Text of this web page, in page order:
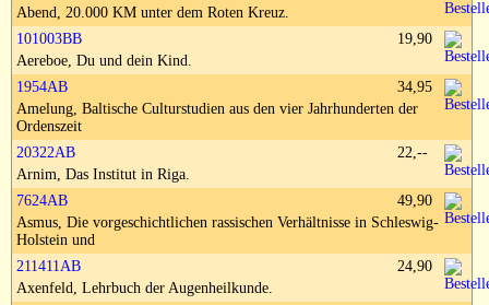
AGB
Widerruf
Datenschutz
Versand&Zahlung
Impressum
Abend, 20.000 KM unter dem Roten Kreuz.
101003BB
Aereboe, Du und dein Kind.
19,90
1954AB
Amelung, Baltische Culturstudien aus den vier Jahrhunderten der
Ordenszeit
34,95
20322AB
Arnim, Das Institut in Riga.
22,--
7624AB
Asmus, Die vorgeschichtlichen rassischen Verhältnisse in Schleswig-
Holstein und
49,90
211411AB
Axenfeld, Lehrbuch der Augenheilkunde.
24,90